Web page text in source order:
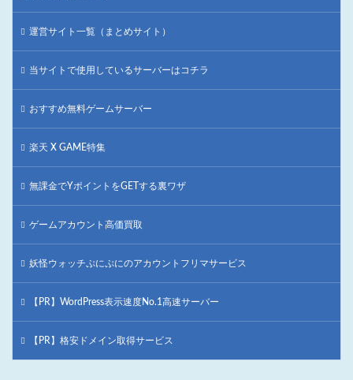
運営サイト一覧（まとめサイト）
当サイトで使用しているサーバーはコチラ
おすすめ無料ゲームサーバー
楽天 X GAME特集
無課金でYポイントをGETする裏ワザ
ゲームアカウント高価買取
妖怪ウォッチぷにぷにのアカウントフリマサービス
【PR】WordPress表示速度No.1高速サーバー
【PR】格安ドメイン取得サービス